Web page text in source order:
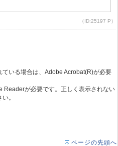
（ID:25197 P）
いる場合は、Adobe Acrobat(R)が必要
Readerが必要です。正しく表示されない
。
ページの先頭へ